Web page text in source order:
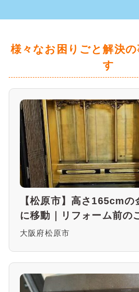
様々なお困りごと解決
す
【松原市】高さ165cm
に移動｜リフォーム前の
大阪府松原市